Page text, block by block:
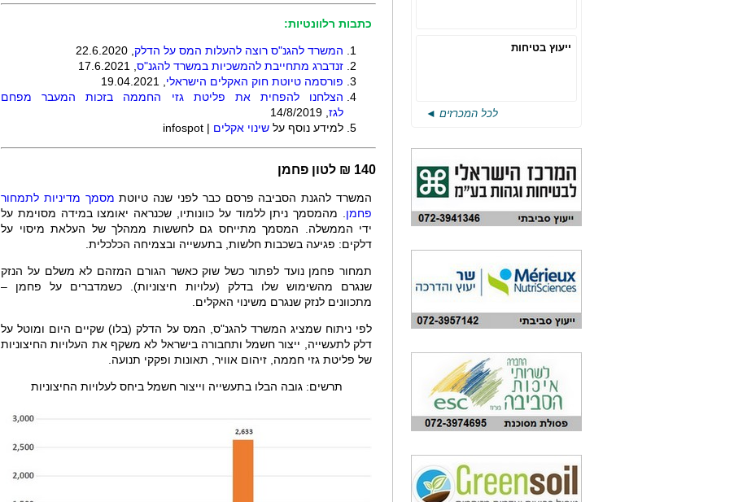
ייעוץ בטיחות
לכל המכרזים ◄
כתבות רלוונטיות:
המשרד להגנ"ס רוצה להעלות המס על הדלק
זנדברג מתחייבת להמשכיות במשרד להגנ"ס
פורסמה טיוטת חוק האקלים הישראלי
הצלחנו להפחית את פליטת גזי החממה בזכות המעבר מפחם
לגז 14/8/2019
למידע נוסף על שינוי אקלים |
infospot
140 ₪ לטון פחמן
המשרד להגנת הסביבה פרסם כבר לפני שנה טיוטת מסמך מדיניות לתמחור
פחמן . מהמסמך ניתן ללמוד על כוונותיו, שכנראה יאומצו במידה מסוימת על
ידי הממשלה. המסמך מתייחס גם לחששות ממהלך של העלאת מיסוי על
דלקים: פגיעה בשכבות חלשות, בתעשייה ובצמיחה הכלכלית
תמחור פחמן נועד לפתור כשל שוק כאשר הגורם המזהם לא משלם על הנזק
שנגרם מהשימוש שלו בדלק (עלויות חיצוניות). כשמדברים על פחמן –
מתכוונים לנזק שנגרם משינוי האקלים.
לפי ניתוח שמציג המשרד להגנ"ס, המס על הדלק (בלו) שקיים היום ומוטל על
דלק לתעשייה, ייצור חשמל ותחבורה בישראל לא משקף את העלויות החיצוניות
של פליטת גזי חממה, זיהום אוויר, תאונות ופקקי תנועה.
תרשים: גובה הבלו בתעשייה וייצור חשמל ביחס לעלויות החיצוניות